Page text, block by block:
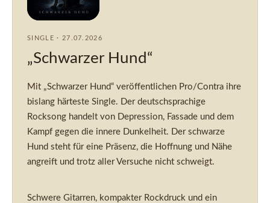
SINGLE · 27.07.2026
„Schwarzer Hund“
Mit „Schwarzer Hund“ veröffentlichen Pro/Contra ihre
bislang härteste Single. Der deutschsprachige
Rocksong handelt von Depression, Fassade und dem
Kampf gegen die innere Dunkelheit. Der schwarze
Hund steht für eine Präsenz, die Hoffnung und Nähe
angreift und trotz aller Versuche nicht schweigt.
Schwere Gitarren, kompakter Rockdruck und ein